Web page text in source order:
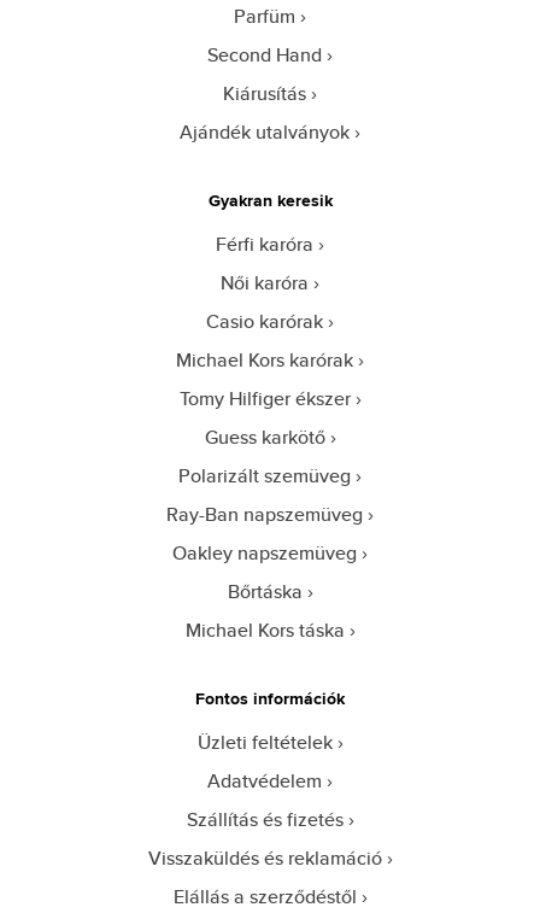
Parfüm
Second Hand
Kiárusítás
Ajándék utalványok
Gyakran keresik
Férfi karóra
Női karóra
Casio karórak
Michael Kors karórak
Tomy Hilfiger ékszer
Guess karkötő
Polarizált szemüveg
Ray-Ban napszemüveg
Oakley napszemüveg
Bőrtáska
Michael Kors táska
Fontos információk
Üzleti feltételek
Adatvédelem
Szállítás és fizetés
Visszaküldés és reklamáció
Elállás a szerződéstől